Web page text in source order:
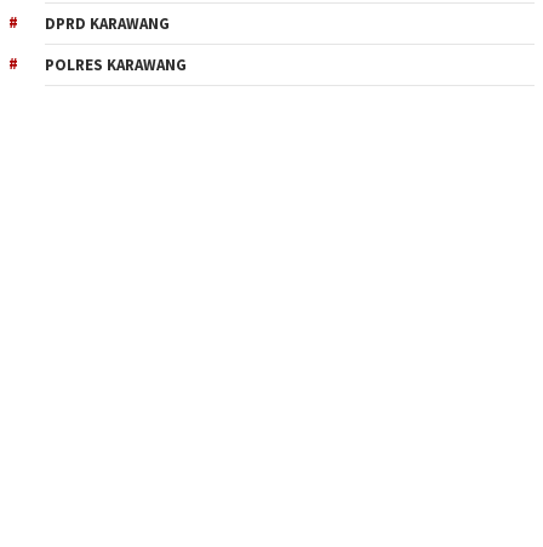
DPRD KARAWANG
POLRES KARAWANG